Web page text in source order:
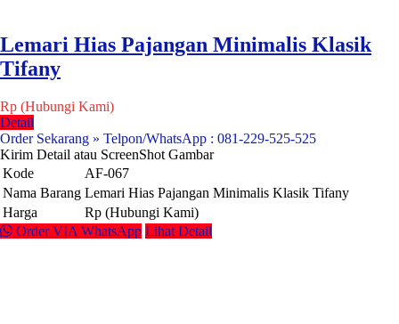
Lemari Hias Pajangan Minimalis Klasik
Tifany
Rp (Hubungi Kami)
Detail
Order Sekarang » Telpon/WhatsApp : 081-229-525-525
Kirim Detail atau ScreenShot Gambar
Kode
AF-067
Nama Barang Lemari Hias Pajangan Minimalis Klasik Tifany
Harga
Rp (Hubungi Kami)
Order VIA WhatsApp Lihat Detail